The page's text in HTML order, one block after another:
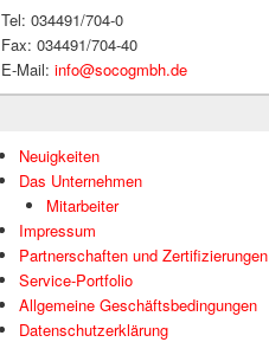
Tel: 034491/704-0
Fax: 034491/704-40
E-Mail:info@socogmbh.de
Neuigkeiten
Das Unternehmen
Mitarbeiter
Impressum
Partnerschaften und Zertifizierungen
Service-Portfolio
Allgemeine Geschäftsbedingungen
Datenschutzerklärung